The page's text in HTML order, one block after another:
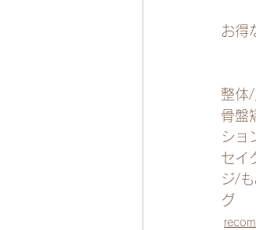
お得
整体
骨盤
ショ
セイ
ジ/
グ